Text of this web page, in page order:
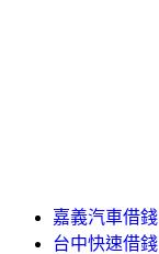
嘉義汽車借
台中快速借